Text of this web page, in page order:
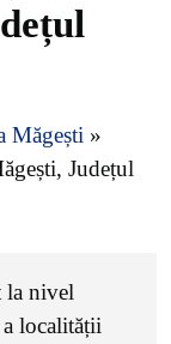
Măgești »
Județul
la nivel
localității